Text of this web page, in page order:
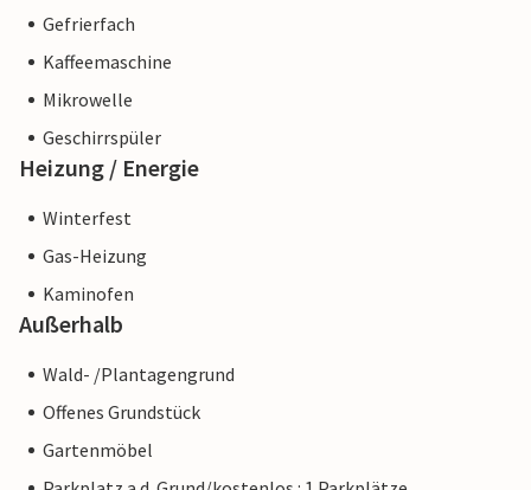
Gefrierfach
Kaffeemaschine
Mikrowelle
Geschirrspüler
Heizung / Energie
Winterfest
Gas-Heizung
Kaminofen
Außerhalb
Wald- /Plantagengrund
Offenes Grundstück
Gartenmöbel